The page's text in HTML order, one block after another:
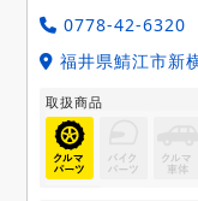
0778-42-6320
福井県鯖江市新
取扱商品